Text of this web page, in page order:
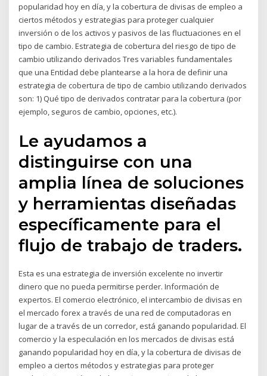
popularidad hoy en día, y la cobertura de divisas de empleo a
ciertos métodos y estrategias para proteger cualquier
inversión o de los activos y pasivos de las fluctuaciones en el
tipo de cambio. Estrategia de cobertura del riesgo de tipo de
cambio utilizando derivados Tres variables fundamentales
que una Entidad debe plantearse a la hora de definir una
estrategia de cobertura de tipo de cambio utilizando derivados
son: 1) Qué tipo de derivados contratar para la cobertura (por
ejemplo, seguros de cambio, opciones, etc.).
Le ayudamos a
distinguirse con una
amplia línea de soluciones
y herramientas diseñadas
específicamente para el
flujo de trabajo de traders.
Esta es una estrategia de inversión excelente no invertir
dinero que no pueda permitirse perder. Información de
expertos. El comercio electrónico, el intercambio de divisas en
el mercado forex a través de una red de computadoras en
lugar de a través de un corredor, está ganando popularidad. El
comercio y la especulación en los mercados de divisas está
ganando popularidad hoy en día, y la cobertura de divisas de
empleo a ciertos métodos y estrategias para proteger